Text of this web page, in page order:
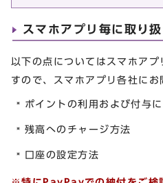
スマホアプリ毎に取り
以下の点についてはスマホア
すので、スマホアプリ各社にお
ポイントの利用および付与
残高へのチャージ方法
口座の設定方法